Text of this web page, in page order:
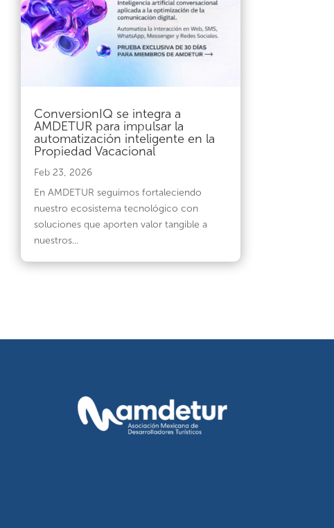
ConversionIQ se integra a
AMDETUR para impulsar la
automatización inteligente en la
Propiedad Vacacional
Feb 23, 2026
En AMDETUR seguimos fortaleciendo
nuestro ecosistema tecnológico con
soluciones que aporten valor tangible a
nuestros...